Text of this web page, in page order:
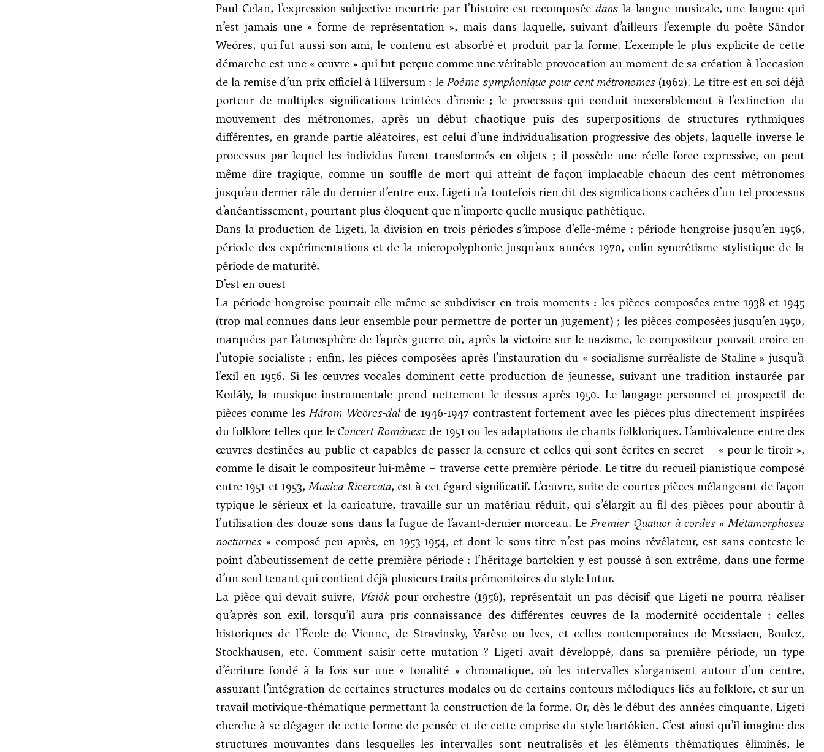
Paul Celan, l’expression subjective meurtrie par l’histoire est recomposéedans la langue musicale, une langue qui
n’est jamais une « forme de représentation », mais dans laquelle, suivant d’ailleurs l’exemple du poète Sándor
Weöres, qui fut aussi son ami, le contenu est absorbé et produit par la forme. L’exemple le plus explicite de cette
démarche est une « œuvre » qui fut perçue comme une véritable provocation au moment de sa création à l’occasion
de la remise d’un prix officiel à Hilversum : lePoème symphonique pour cent métronomes(1962). Le titre est en soi déjà
porteur de multiples significations teintées d’ironie ; le processus qui conduit inexorablement à l’extinction du
mouvement des métronomes, après un début chaotique puis des superpositions de structures rythmiques
différentes, en grande partie aléatoires, est celui d’une individualisation progressive des objets, laquelle inverse le
processus par lequel les individus furent transformés en objets ; il possède une réelle force expressive, on peut
même dire tragique, comme un souffle de mort qui atteint de façon implacable chacun des cent métronomes
jusqu’au dernier râle du dernier d’entre eux. Ligeti n’a toutefois rien dit des significations cachées d’un tel processus
d’anéantissement, pourtant plus éloquent que n’importe quelle musique pathétique.
Dans la production de Ligeti, la division en trois périodes s’impose d’elle-même : période hongroise jusqu’en 1956,
période des expérimentations et de la micropolyphonie jusqu’aux années 1970, enfin syncrétisme stylistique de la
période de maturité.
D’est en ouest
La période hongroise pourrait elle-même se subdiviser en trois moments : les pièces composées entre 1938 et 1945
(trop mal connues dans leur ensemble pour permettre de porter un jugement) ; les pièces composées jusqu’en 1950,
marquées par l’atmosphère de l’après-guerre où, après la victoire sur le nazisme, le compositeur pouvait croire en
l’utopie socialiste ; enfin, les pièces composées après l’instauration du « socialisme surréaliste de Staline » jusqu’à
l’exil en 1956. Si les œuvres vocales dominent cette production de jeunesse, suivant une tradition instaurée par
Kodály, la musique instrumentale prend nettement le dessus après 1950. Le langage personnel et prospectif de
pièces comme lesHárom Weöres-dalde 1946-1947 contrastent fortement avec les pièces plus directement inspirées
du folklore telles que leConcert Românescde 1951 ou les adaptations de chants folkloriques. L’ambivalence entre des
œuvres destinées au public et capables de passer la censure et celles qui sont écrites en secret – « pour le tiroir »,
comme le disait le compositeur lui-même – traverse cette première période. Le titre du recueil pianistique composé
entre 1951 et 1953,Musica Ricercata, est à cet égard significatif. L’œuvre, suite de courtes pièces mélangeant de façon
typique le sérieux et la caricature, travaille sur un matériau réduit, qui s’élargit au fil des pièces pour aboutir à
l’utilisation des douze sons dans la fugue de l’avant-dernier morceau. LePremier Quatuor à cordes « Métamorphoses
nocturnes » composé peu après, en 1953-1954, et dont le sous-titre n’est pas moins révélateur, est sans conteste le
point d’aboutissement de cette première période : l’héritage bartokien y est poussé à son extrême, dans une forme
d’un seul tenant qui contient déjà plusieurs traits prémonitoires du style futur.
La pièce qui devait suivre, Vísiókpour orchestre (1956), représentait un pas décisif que Ligeti ne pourra réaliser
qu’après son exil, lorsqu’il aura pris connaissance des différentes œuvres de la modernité occidentale : celles
historiques de l’École de Vienne, de Stravinsky, Varèse ou Ives, et celles contemporaines de Messiaen, Boulez,
Stockhausen, etc. Comment saisir cette mutation ? Ligeti avait développé, dans sa première période, un type
d’écriture fondé à la fois sur une « tonalité » chromatique, où les intervalles s’organisent autour d’un centre,
assurant l’intégration de certaines structures modales ou de certains contours mélodiques liés au folklore, et sur un
travail motivique-thématique permettant la construction de la forme. Or, dès le début des années cinquante, Ligeti
cherche à se dégager de cette forme de pensée et de cette emprise du style bartókien. C’est ainsi qu’il imagine des
structures mouvantes dans lesquelles les intervalles sont neutralisés et les éléments thématiques éliminés, le